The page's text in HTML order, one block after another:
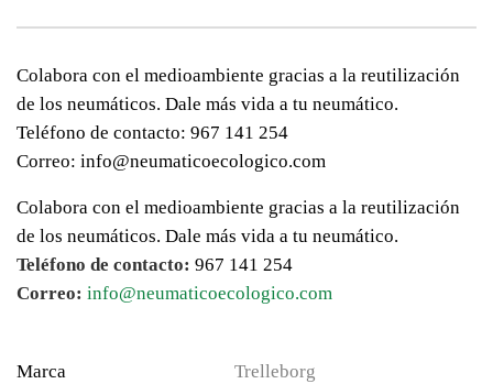
Colabora con el medioambiente gracias a la reutilización
de los neumáticos. Dale más vida a tu neumático.
Teléfono de contacto: 967 141 254
Correo: info@neumaticoecologico.com
Colabora con el medioambiente gracias a la reutilización
de los neumáticos. Dale más vida a tu neumático.
Teléfono de contacto: 967 141 254
Correo: info@neumaticoecologico.com
Marca Trelleborg